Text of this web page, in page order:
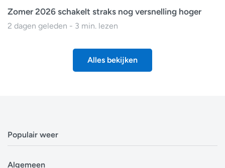
Zomer 2026 schakelt straks nog versnelling hoger
2 dagen geleden - 3 min. lezen
Alles bekijken
Populair weer
Algemeen